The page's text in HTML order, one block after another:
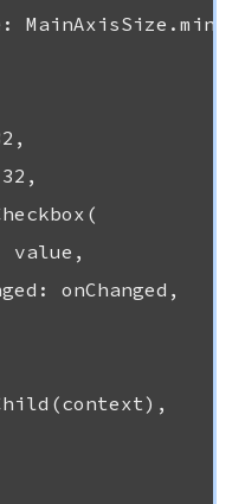
MainAxisSize.min,
value,
onChanged,